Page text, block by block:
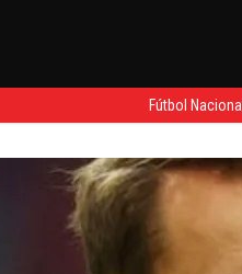
Fútbol Nacional